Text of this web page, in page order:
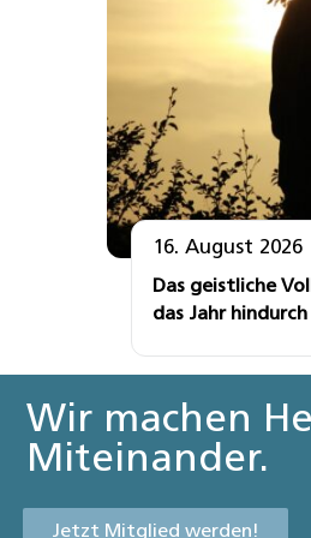
16. August 2026
Das geistliche
das Jahr hindurch
Wir machen
Miteinander.
Jetzt Mitglied werden!